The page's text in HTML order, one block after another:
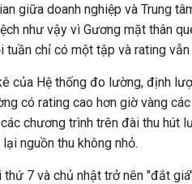
giữa doanh nghiệp và Trung
như vậy vì Gương mặt thân
tuần chỉ có một tập và rating vẫn
của Hệ thống đo lường, định
có rating cao hơn giờ vàng
chương trình trên đài thu hút
nguồn thu không nhỏ.
7 và chủ nhật trở nên "đắt